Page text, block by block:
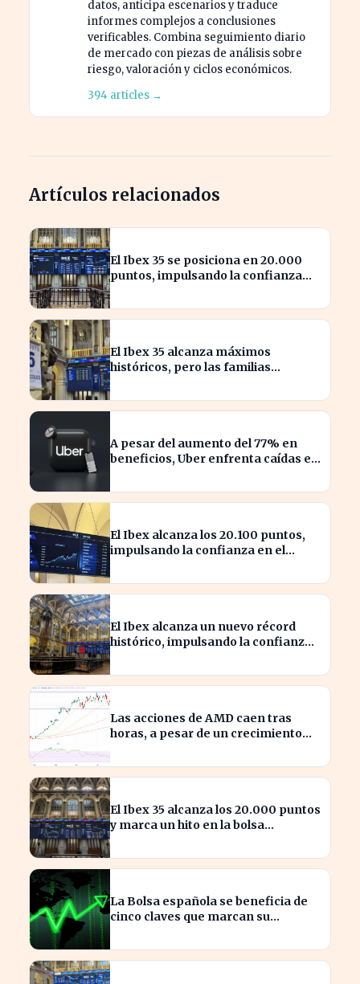
datos, anticipa escenarios y traduce
informes complejos a conclusiones
verificables. Combina seguimiento diario
de mercado con piezas de análisis sobre
riesgo, valoración y ciclos económicos.
394 articles →
Artículos relacionados
El Ibex 35 se posiciona en 20.000
puntos, impulsando la confianza
El Ibex 35 alcanza máximos
históricos, pero las familias
A pesar del aumento del 77% en
beneficios, Uber enfrenta caídas en
El Ibex alcanza los 20.100 puntos,
impulsando la confianza en el
El Ibex alcanza un nuevo récord
histórico, impulsando la confianza
Las acciones de AMD caen tras
horas, a pesar de un crecimiento
El Ibex 35 alcanza los 20.000 puntos
y marca un hito en la bolsa
La Bolsa española se beneficia de
cinco claves que marcan su